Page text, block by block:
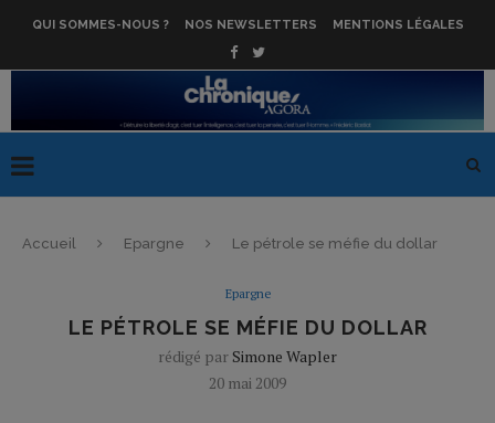
QUI SOMMES-NOUS ? NOS NEWSLETTERS MENTIONS LÉGALES
Accueil Epargne Le pétrole se méfie du dollar
Epargne
LE PÉTROLE SE MÉFIE DU DOLLAR
rédigé par Simone Wapler
20 mai 2009